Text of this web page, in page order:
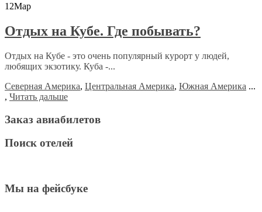
12Мар
Отдых на Кубе. Где побывать?
Отдых на Кубе - это очень популярный курорт у людей,
любящих экзотику. Куба -...
Северная Америка, Центральная Америка, Южная Америка ...
, Читать дальше
Заказ авиабилетов
Поиск отелей
Мы на фейсбуке